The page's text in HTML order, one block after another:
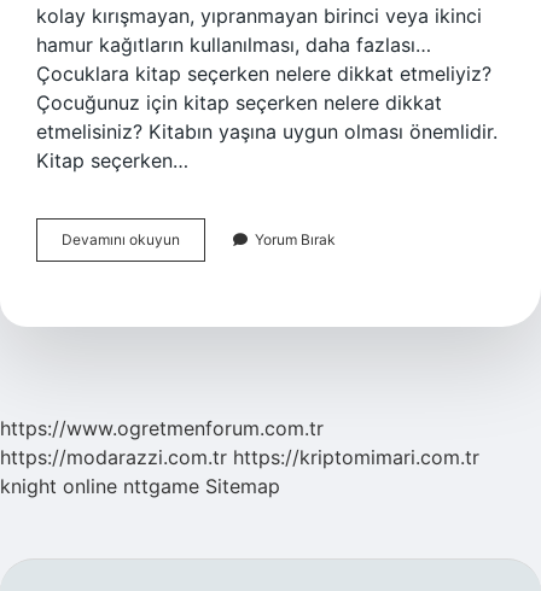
kolay kırışmayan, yıpranmayan birinci veya ikinci
hamur kağıtların kullanılması, daha fazlası…
Çocuklara kitap seçerken nelere dikkat etmeliyiz?
Çocuğunuz için kitap seçerken nelere dikkat
etmelisiniz? Kitabın yaşına uygun olması önemlidir.
Kitap seçerken…
Devamını okuyun
Çocuk
Olmalı
Yorum Bırak
https://www.ogretmenforum.com.tr
https://modarazzi.com.tr https://kriptomimari.com.tr
knight online nttgame Sitemap